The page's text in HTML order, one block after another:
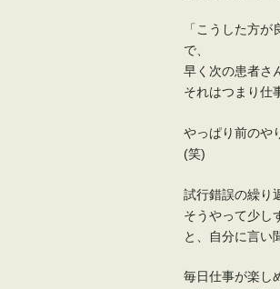
「こうした方
で、
早く次の患者さ
それはつまり仕
やっぱり前のや
(笑)
試行錯誤の繰り
そうやって少し
と、自分に言い
毎日仕事が楽し